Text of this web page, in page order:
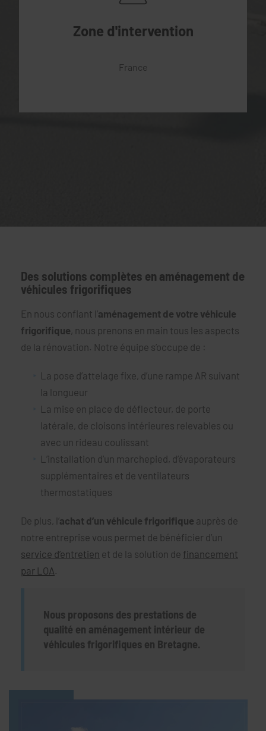
Zone d'intervention
France
Des solutions complètes en aménagement de
véhicules frigorifiques
En nous confiant l’aménagement de votre véhicule
frigorifique, nous prenons en main tous les aspects
de la rénovation. Notre équipe s’occupe de :
La pose d’attelage fixe, d’une rampe AR suivant
la longueur
La mise en place de déflecteur, de porte
latérale, de cloisons intérieures relevables ou
avec un rideau coulissant
L’installation d’un marchepied, d’évaporateurs
supplémentaires et de ventilateurs
thermostatiques
De plus, l’achat d’un véhicule frigorifique auprès de
notre entreprise vous permet de bénéficier d’un
service d’entretien et de la solution de financement
par LOA.
Nous proposons des prestations de
qualité en aménagement intérieur de
véhicules frigorifiques en Bretagne.